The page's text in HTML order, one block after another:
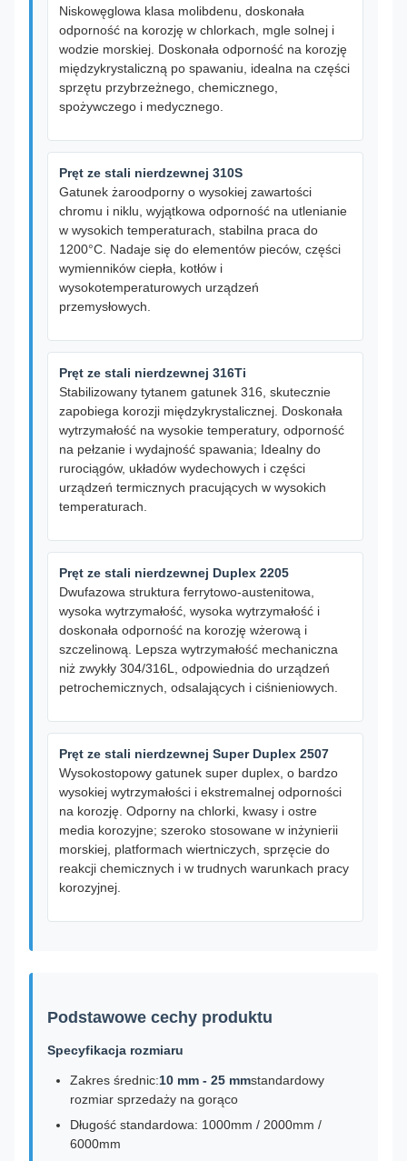
Niskowęglowa klasa molibdenu, doskonała
odporność na korozję w chlorkach, mgle solnej i
wodzie morskiej. Doskonała odporność na korozję
międzykrystaliczną po spawaniu, idealna na części
sprzętu przybrzeżnego, chemicznego,
spożywczego i medycznego.
Pręt ze stali nierdzewnej 310S
Gatunek żaroodporny o wysokiej zawartości
chromu i niklu, wyjątkowa odporność na utlenianie
w wysokich temperaturach, stabilna praca do
1200°C. Nadaje się do elementów pieców, części
wymienników ciepła, kotłów i
wysokotemperaturowych urządzeń
przemysłowych.
Pręt ze stali nierdzewnej 316Ti
Stabilizowany tytanem gatunek 316, skutecznie
zapobiega korozji międzykrystalicznej. Doskonała
wytrzymałość na wysokie temperatury, odporność
na pełzanie i wydajność spawania; Idealny do
rurociągów, układów wydechowych i części
urządzeń termicznych pracujących w wysokich
temperaturach.
Pręt ze stali nierdzewnej Duplex 2205
Dwufazowa struktura ferrytowo-austenitowa,
wysoka wytrzymałość, wysoka wytrzymałość i
doskonała odporność na korozję wżerową i
szczelinową. Lepsza wytrzymałość mechaniczna
niż zwykły 304/316L, odpowiednia do urządzeń
petrochemicznych, odsalających i ciśnieniowych.
Pręt ze stali nierdzewnej Super Duplex 2507
Wysokostopowy gatunek super duplex, o bardzo
wysokiej wytrzymałości i ekstremalnej odporności
na korozję. Odporny na chlorki, kwasy i ostre
media korozyjne; szeroko stosowane w inżynierii
morskiej, platformach wiertniczych, sprzęcie do
reakcji chemicznych i w trudnych warunkach pracy
korozyjnej.
Podstawowe cechy produktu
Specyfikacja rozmiaru
Zakres średnic:10 mm - 25 mmstandardowy
rozmiar sprzedaży na gorąco
Długość standardowa: 1000mm / 2000mm /
6000mm